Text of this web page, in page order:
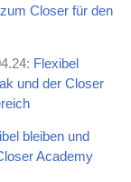
Closer für den
Flexibel
und der Closer
bleiben und
Academy